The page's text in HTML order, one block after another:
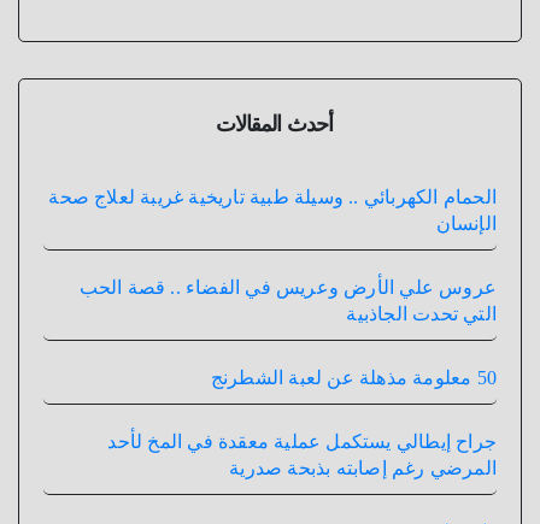
أحدث المقالات
الحمام الكهربائي .. وسيلة طبية تاريخية غريبة لعلاج صحة
الإنسان
عروس علي الأرض وعريس في الفضاء .. قصة الحب
التي تحدت الجاذبية
50 معلومة مذهلة عن لعبة الشطرنج
جراح إيطالي يستكمل عملية معقدة في المخ لأحد
المرضي رغم إصابته بذبحة صدرية